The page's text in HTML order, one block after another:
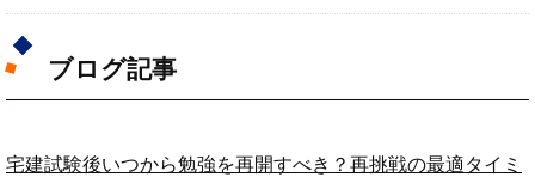
ブログ記事
宅建試験後いつから勉強を再開すべき？再挑戦の最適タイミ